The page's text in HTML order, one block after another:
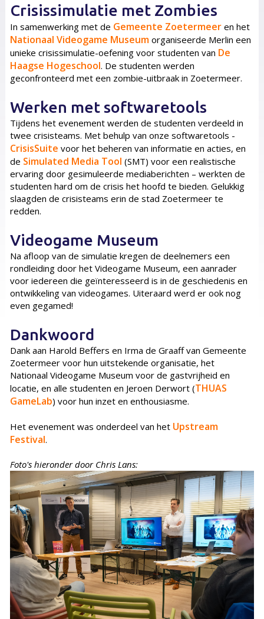
Crisissimulatie met Zombies
In samenwerking met de Gemeente Zoetermeeren het
Nationaal Videogame Museumorganiseerde Merlin een
unieke crisissimulatie-oefening voor studenten van De
Haagse Hogeschool. De studenten werden
geconfronteerd met een zombie-uitbraak in Zoetermeer.
Werken met softwaretools
Tijdens het evenement werden de studenten verdeeld in
twee crisisteams. Met behulp van onze softwaretools -
CrisisSuite voor het beheren van informatie en acties, en
de Simulated Media Tool (SMT) voor een realistische
ervaring door gesimuleerde mediaberichten – werkten de
studenten hard om de crisis het hoofd te bieden. Gelukkig
slaagden de crisisteams erin de stad Zoetermeer te
redden.
Videogame Museum
Na afloop van de simulatie kregen de deelnemers een
rondleiding door het Videogame Museum, een aanrader
voor iedereen die geïnteresseerd is in de geschiedenis en
ontwikkeling van videogames. Uiteraard werd er ook nog
even gegamed!
Dankwoord
Dank aan Harold Beffers en Irma de Graaff van Gemeente
Zoetermeer voor hun uitstekende organisatie, het
Nationaal Videogame Museum voor de gastvrijheid en
locatie, en alle studenten en Jeroen Derwort (THUAS
GameLab) voor hun inzet en enthousiasme.
Het evenement was onderdeel van het Upstream
Festival.
Foto's hieronder door Chris Lans: